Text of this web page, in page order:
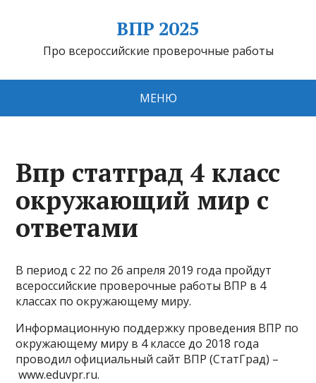
ВПР 2025
Про всероссийские проверочные работы
МЕНЮ
Впр статград 4 класс
окружающий мир с
ответами
В период с 22 по 26 апреля 2019 года пройдут
всероссийские проверочные работы ВПР в 4
классах по окружающему миру.
Информационную поддержку проведения ВПР по
окружающему миру в 4 классе до 2018 года
проводил официальный сайт ВПР (СтатГрад) –
www.eduvpr.ru.